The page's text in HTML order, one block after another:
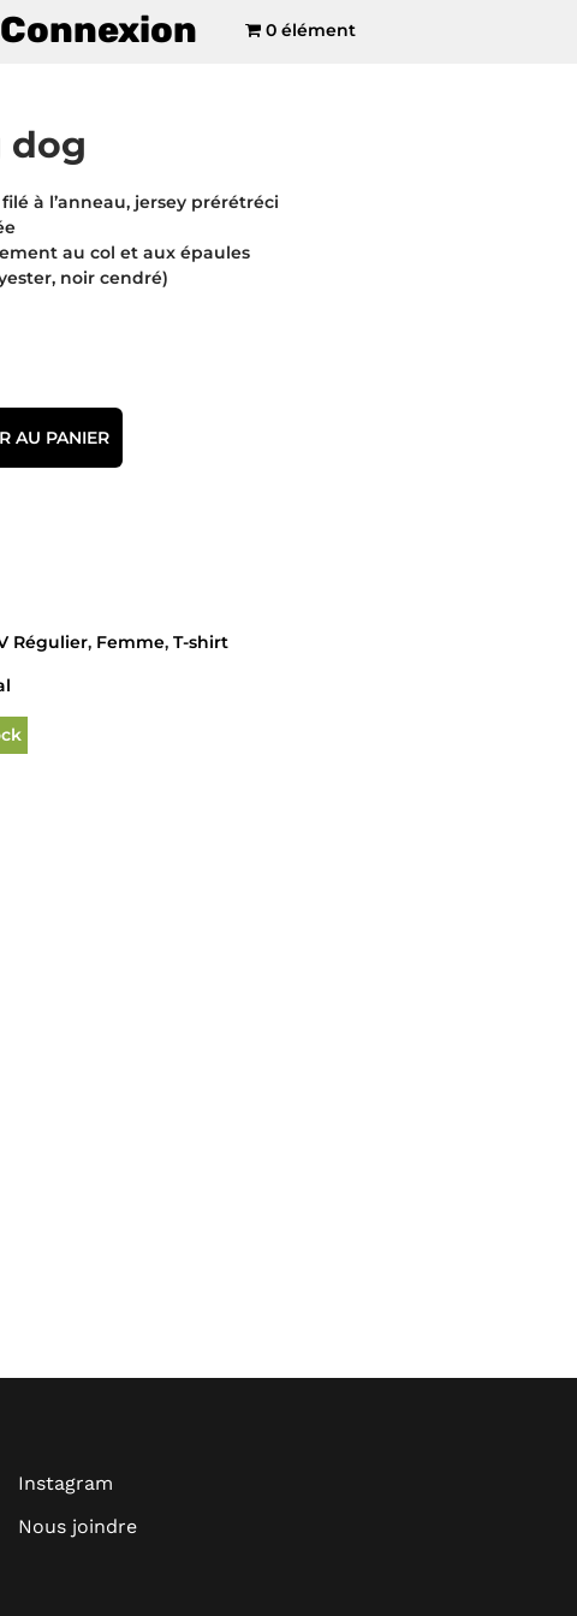
Connexion 0 élément
dog
filé à l’anneau, jersey prérétréci
au col et aux épaules
noir cendré)
AU PANIER
Régulier, Femme, T-shirt
Instagram
Nous joindre